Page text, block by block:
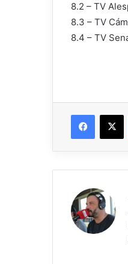
8.2 – TV
8.3 – TV
8.4 – TV
X